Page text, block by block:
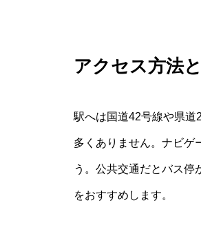
アクセス方法
駅へは国道42号線や県道
多くありません。ナビゲ
う。公共交通だとバス停
をおすすめします。